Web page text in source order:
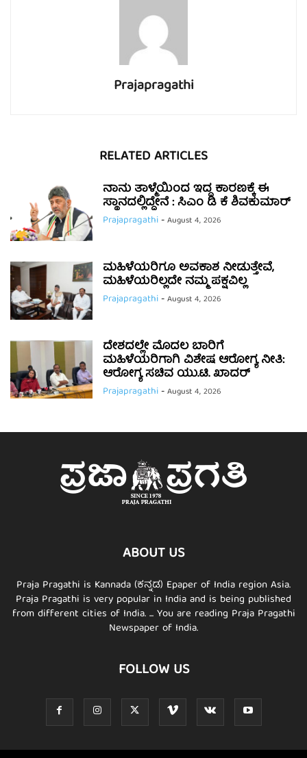
Prajapragathi
RELATED ARTICLES
ನಾನು ತಾಳ್ಮೆಯಿಂದ ಇದ್ದ ಕಾರಣಕ್ಕೆ ಈ
ಸ್ಥಾನದಲ್ಲಿದ್ದೇನೆ : ಸಿಎಂ ಡಿ ಕೆ ಶಿವಕುಮಾರ್
Prajapragathi-August 4, 2026
ಮಹಿಳೆಯರಿಗೂ ಅವಕಾಶ ನೀಡುತ್ತೇವೆ,
ಮಹಿಳೆಯರಿಲ್ಲದೇ ನಮ್ಮ ಪಕ್ಷವಿಲ್ಲ
Prajapragathi-August 4, 2026
ದೇಶದಲ್ಲೇ ಮೊದಲ ಬಾರಿಗೆ
ಮಹಿಳೆಯರಿಗಾಗಿ ವಿಶೇಷ ಆರೋಗ್ಯ ನೀತಿ:
ಆರೋಗ್ಯ ಸಚಿವ ಯು.ಟಿ. ಖಾದರ್
Prajapragathi-August 4, 2026
ABOUT US
Praja Pragathi is Kannada (ಕನ್ನಡ) Epaper of India region Asia.
Praja Pragathi is very popular in India and is being published
from different cities of India. ... You are reading Praja Pragathi
Newspaper of India.
FOLLOW US